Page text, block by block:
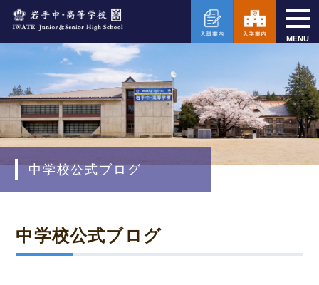
MENU
中学校公式ブログ
中学校公式ブログ